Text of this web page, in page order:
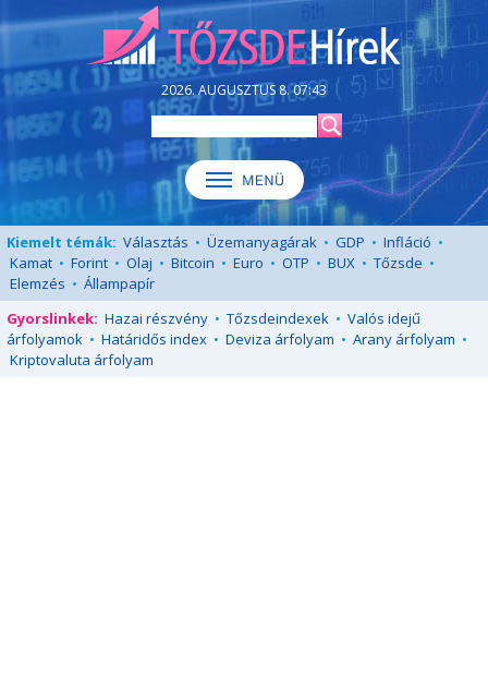
2026. AUGUSZTUS 8. 07:43
Kiemelt témák: Választás • Üzemanyagárak • GDP • Infláció •
Kamat • Forint • Olaj • Bitcoin • Euro • OTP • BUX • Tőzsde •
Elemzés • Állampapír
Gyorslinkek: Hazai részvény • Tőzsdeindexek • Valós idejű
árfolyamok • Határidős index • Deviza árfolyam • Arany árfolyam •
Kriptovaluta árfolyam